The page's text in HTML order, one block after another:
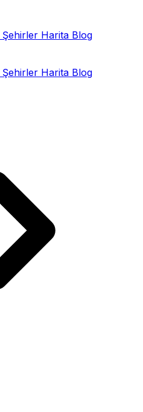
Şehirler Harita Blog
Şehirler Harita Blog